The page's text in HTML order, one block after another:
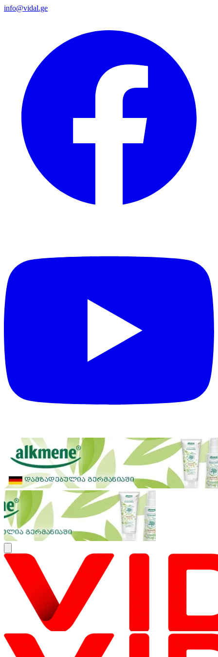
info@vidal.ge